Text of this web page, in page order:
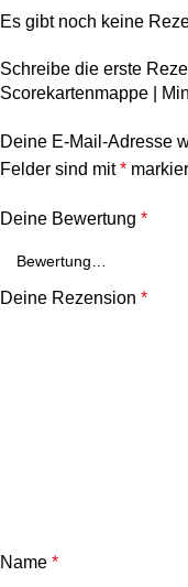
Es gibt noch keine
Schreibe die erste
Scorekartenmappe |
Deine E-Mail-Adresse
Felder sind mit*
Deine Bewertung *
Deine Rezension *
Name *